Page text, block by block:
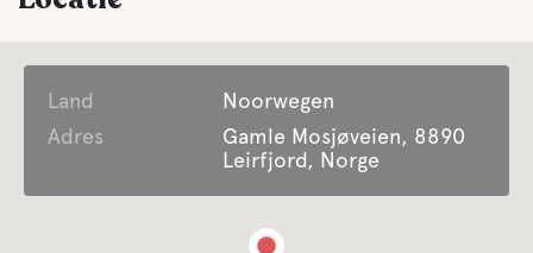
Land
Noorwegen
Adres
Gamle Mosjøveien, 8890
Leirfjord, Norge